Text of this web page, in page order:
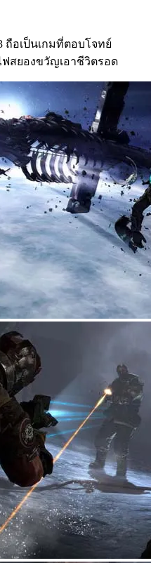
3 ถือเป็นเกมที่ตอบโจทย์
สยองขวัญเอาชีวิตรอด